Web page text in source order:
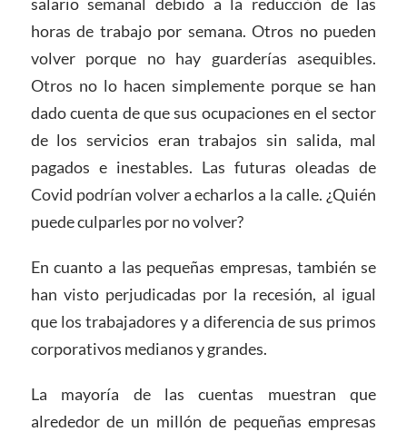
horas de trabajo por semana. Otros no pueden
volver porque no hay guarderías asequibles.
Otros no lo hacen simplemente porque se han
dado cuenta de que sus ocupaciones en el sector
de los servicios eran trabajos sin salida, mal
pagados e inestables. Las futuras oleadas de
Covid podrían volver a echarlos a la calle. ¿Quién
puede culparles por no volver?
En cuanto a las pequeñas empresas, también se
han visto perjudicadas por la recesión, al igual
que los trabajadores y a diferencia de sus primos
corporativos medianos y grandes.
La mayoría de las cuentas muestran que
alrededor de un millón de pequeñas empresas